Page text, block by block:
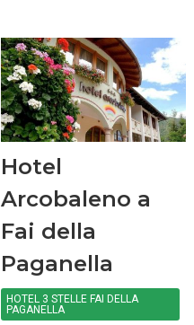
Hotel
Arcobaleno a
Fai della
Paganella
HOTEL 3 STELLE FAI DELLA
PAGANELLA